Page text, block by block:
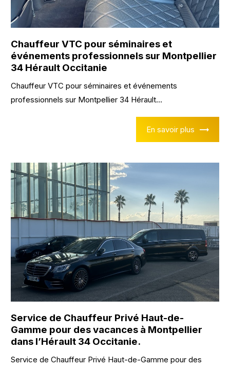
Chauffeur VTC pour séminaires et
événements professionnels sur Montpellier
34 Hérault Occitanie
Chauffeur VTC pour séminaires et événements
professionnels sur Montpellier 34 Hérault...
En savoir plus
Service de Chauffeur Privé Haut-de-
Gamme pour des vacances à Montpellier
dans l’Hérault 34 Occitanie.
Service de Chauffeur Privé Haut-de-Gamme pour des